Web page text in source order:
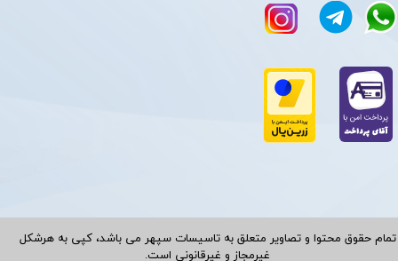
تمام حقوق محتوا و تصاویر متعلق به تاسیسات سپهر می باشد، کپی به هرشکل
غیرمجاز و غیرقانونی است.​​​​​​​